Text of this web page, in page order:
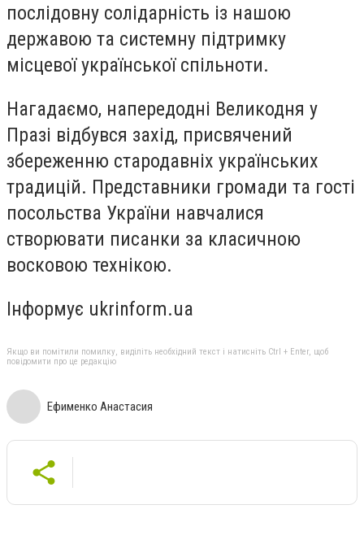
послідовну солідарність із нашою
державою та системну підтримку
місцевої української спільноти.
Нагадаємо, напередодні Великодня у
Празі відбувся захід, присвячений
збереженню стародавніх українських
традицій. Представники громади та гості
посольства України навчалися
створювати писанки за класичною
восковою технікою.
Інформує ukrinform.ua
Якщо ви помітили помилку, виділіть необхідний текст і натисніть Ctrl + Enter, щоб
повідомити про це редакцію
Ефименко Анастасия